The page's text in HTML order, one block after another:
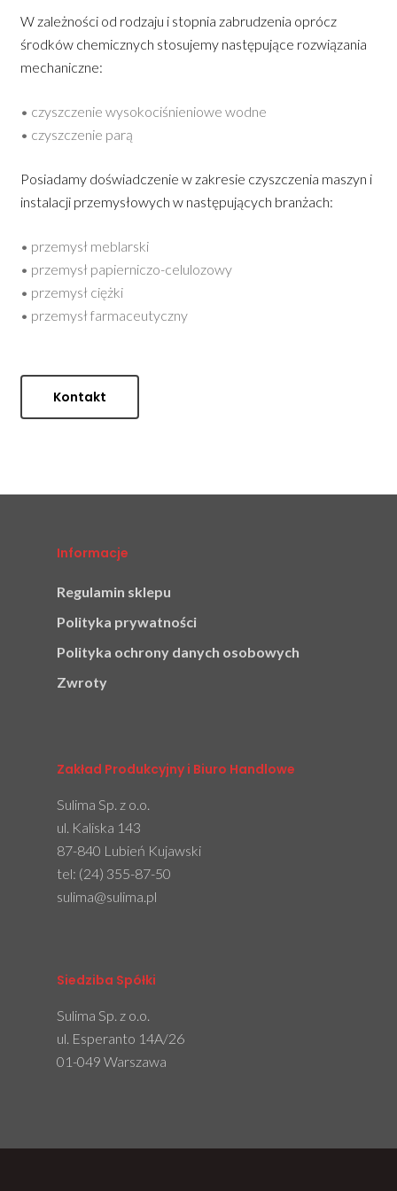
W zależności od rodzaju i stopnia zabrudzenia oprócz
środków chemicznych stosujemy następujące rozwiązania
mechaniczne:
• czyszczenie wysokociśnieniowe wodne
• czyszczenie parą
Posiadamy doświadczenie w zakresie czyszczenia maszyn i
instalacji przemysłowych w następujących branżach:
• przemysł meblarski
• przemysł papierniczo-celulozowy
• przemysł ciężki
• przemysł farmaceutyczny
Kontakt
Informacje
Regulamin sklepu
Polityka prywatności
Polityka ochrony danych osobowych
Zwroty
Zakład Produkcyjny i Biuro Handlowe
Sulima Sp. z o.o.
ul. Kaliska 143
87-840 Lubień Kujawski
tel: (24) 355-87-50
sulima@sulima.pl
Siedziba Spółki
Sulima Sp. z o.o.
ul. Esperanto 14A/26
01-049 Warszawa
Profesjonalne Usługi
Zobacz Jak Działają
Przemysłu
Papierniczego
Nasi
Polski